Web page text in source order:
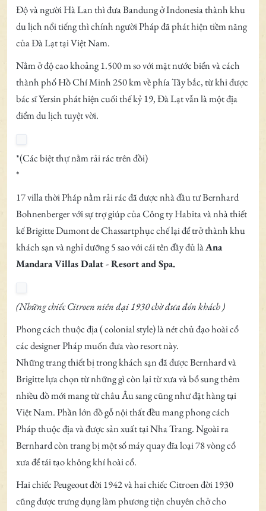
Độ và người Hà Lan thì đưa Bandung ở Indonesia thành khu
du lịch nổi tiếng thì chính người Pháp đã phát hiện tiềm năng
của Đà Lạt tại Việt Nam.
Nằm ở độ cao khoảng 1.500 m so với mặt nước biển và cách
thành phố Hồ Chí Minh 250 km về phía Tây bắc, từ khi được
bác sĩ Yersin phát hiện cuối thế kỷ 19, Đà Lạt vẫn là một địa
điểm du lịch tuyệt vời.
*(Các biệt thự nằm rải rác trên đồi)
*
17 villa thời Pháp nằm rải rác đã được nhà đầu tư Bernhard
Bohnenberger với sự trợ giúp của Công ty Habita và nhà thiết
kế Brigitte Dumont de Chassartphục chế lại để trở thành khu
khách sạn và nghỉ dưỡng 5 sao với cái tên đầy đủ làAna
Mandara Villas Dalat - Resort and Spa.
(Những chiếc Citroen niên đại 1930 chờ đưa đón khách )
Phong cách thuộc địa ( colonial style) là nét chủ đạo hoài cổ
các designer Pháp muốn đưa vào resort này.
Những trang thiết bị trong khách sạn đã được Bernhard và
Brigitte lựa chọn từ những gì còn lại từ xưa và bổ sung thêm
nhiều đồ mới mang từ châu Âu sang cũng như đặt hàng tại
Việt Nam. Phần lớn đồ gỗ nội thất đều mang phong cách
Pháp thuộc địa và được sản xuất tại Nha Trang. Ngoài ra
Bernhard còn trang bị một số máy quay đĩa loại 78 vòng cổ
xưa để tái tạo không khí hoài cổ.
Hai chiếc Peugeout đời 1942 và hai chiếc Citroen đời 1930
cũng được trưng dụng làm phương tiện chuyên chở cho